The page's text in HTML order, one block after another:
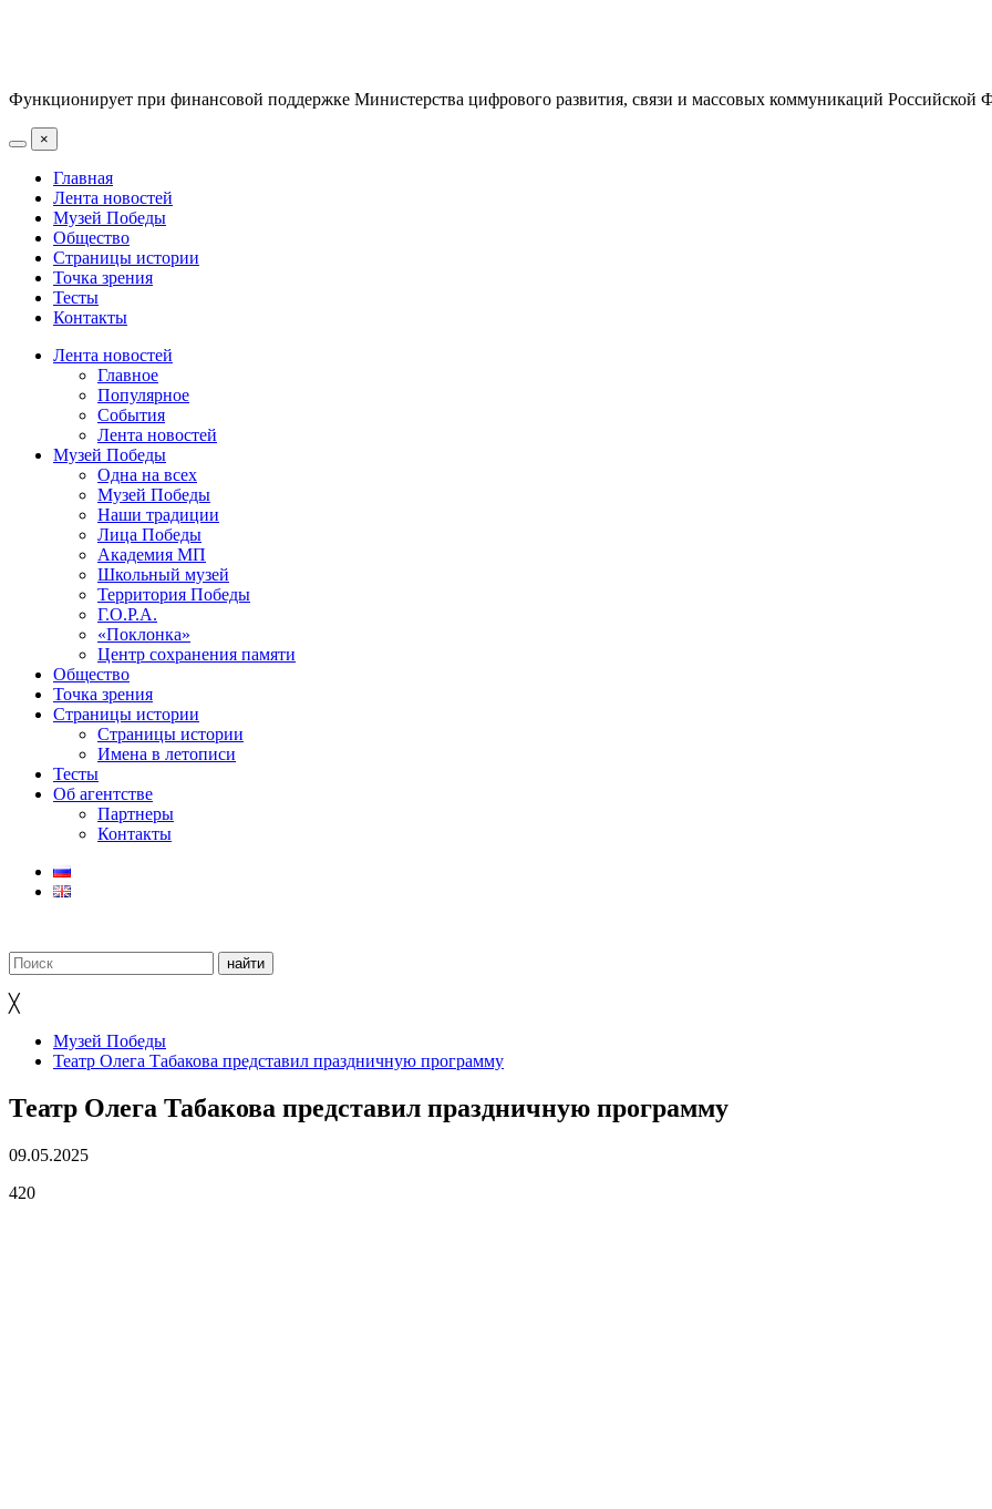
Функционирует при финансовой поддержке Министерства цифрового развития, связи и массовых коммуникаций Российской
×
Главная
Лента новостей
Музей Победы
Общество
Страницы истории
Точка зрения
Тесты
Контакты
Лента новостей
Главное
Популярное
События
Лента новостей
Музей Победы
Одна на всех
Музей Победы
Наши традиции
Лица Победы
Академия МП
Школьный музей
Территория Победы
Г.О.Р.А.
«Поклонка»
Центр сохранения памяти
Общество
Точка зрения
Страницы истории
Страницы истории
Имена в летописи
Тесты
Об агентстве
Партнеры
Контакты
╳
Музей Победы
Театр Олега Табакова представил праздничную программу
Театр Олега Табакова представил праздничную программу
09.05.2025
420